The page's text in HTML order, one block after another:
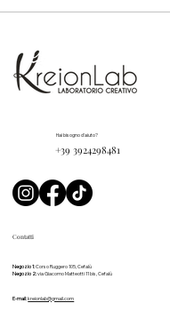
Contatti
Negozio 1:Corso Ruggero 105, Cefalù
Negozio 2:via Giacomo Matteotti 11 bis, Cefalù
E-mail: kreionlab@gmail.com
Hai bisogno d'aiuto?
+39 3924298481